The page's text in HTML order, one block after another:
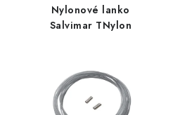
Nylonové lanko
Salvimar TNylon